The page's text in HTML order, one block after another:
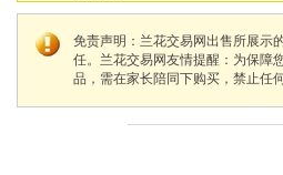
免责声明：兰花交易网出售所展示
任。兰花交易网友情提醒：为保障
品，需在家长陪同下购买，禁止任